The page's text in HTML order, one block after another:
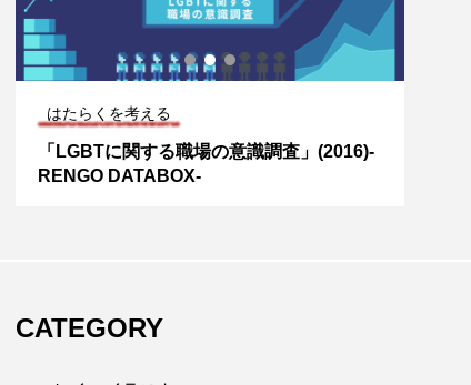
はたらくを考える
「LGBTに関する職場の意識調査」(2016)-
RENGO DATABOX-
CATEGORY